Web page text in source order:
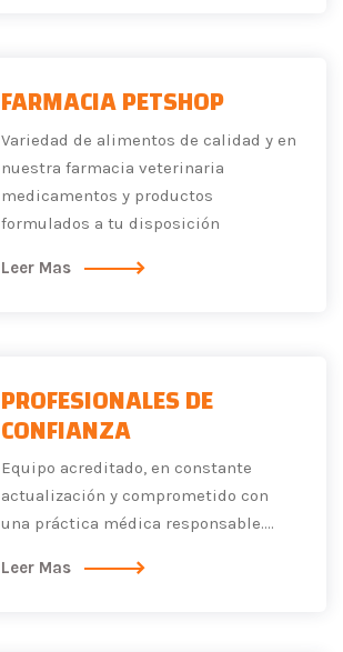
FARMACIA PETSHOP
Variedad de alimentos de calidad y en
nuestra farmacia veterinaria
medicamentos y productos
formulados a tu disposición
Leer Mas
PROFESIONALES DE
CONFIANZA
Equipo acreditado, en constante
actualización y comprometido con
una práctica médica responsable....
Leer Mas